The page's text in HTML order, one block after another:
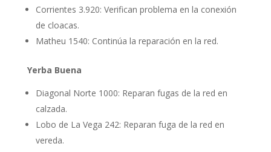
Corrientes 3.920: Verifican problema en la conexión
de cloacas.
Matheu 1540: Continúa la reparación en la red.
Yerba Buena
Diagonal Norte 1000: Reparan fugas de la red en
calzada.
Lobo de La Vega 242: Reparan fuga de la red en
vereda.